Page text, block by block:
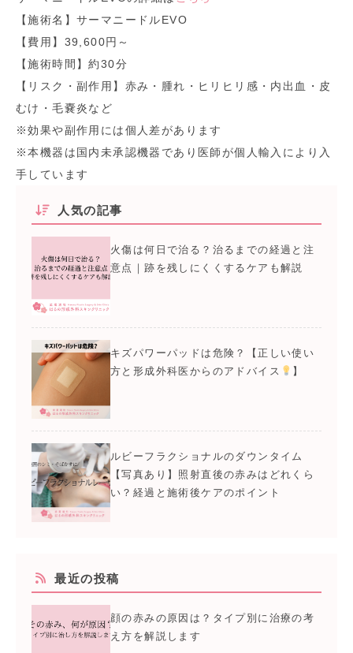
【施術名】サーマニードルEVO
【費用】39,600円～
【施術時間】約30分
【リスク・副作用】赤み・腫れ・ヒリヒリ感・内出血・皮
むけ・毛嚢炎など
※効果や副作用には個人差があります
※本機器は国内未承認機器であり医師が個人輸入により入
手しています
人気の記事
火傷は何日で治る？治るまでの経過と注
意点｜跡を残しにくくするケアも解説
キズパワーパッドは危険？【正しい使い
方と形成外科医からのアドバイス
】
ルビーフラクショナルのダウンタイム
【写真あり】照射直後の赤みはどれくら
い？経過と施術後ケアのポイント
最近の投稿
顔の赤みの原因は？タイプ別に治療の考
え方を解説します